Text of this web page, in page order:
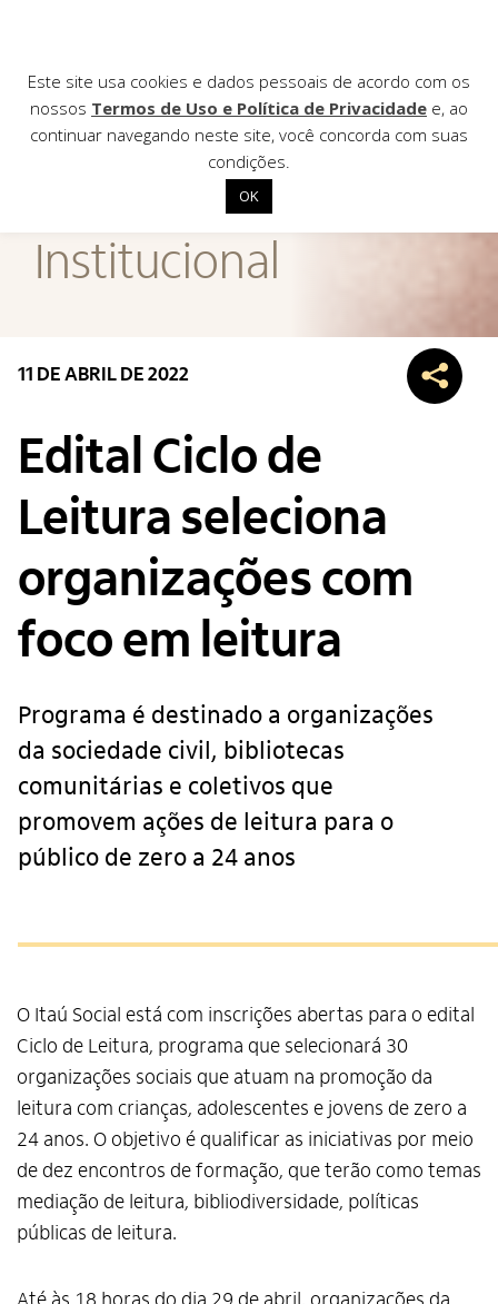
Institucional
Editais
Contato
Institucional
11 DE ABRIL DE 2022
Edital Ciclo de
Leitura seleciona
organizações com
foco em leitura
Programa é destinado a organizações
da sociedade civil, bibliotecas
comunitárias e coletivos que
promovem ações de leitura para o
público de zero a 24 anos
O Itaú Social está com inscrições abertas para o edital
Ciclo de Leitura, programa que selecionará 30
organizações sociais que atuam na promoção da
leitura com crianças, adolescentes e jovens de zero a
24 anos. O objetivo é qualificar as iniciativas por meio
de dez encontros de formação, que terão como temas
mediação de leitura, bibliodiversidade, políticas
públicas de leitura.
Este site usa cookies e dados pessoais de acordo com os
nossos Termos de Uso e Política de Privacidade e, ao
continuar navegando neste site, você concorda com suas
condições.
OK